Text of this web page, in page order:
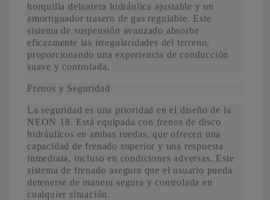
horquilla delantera hidráulica ajustable y un
amortiguador trasero de gas regulable. Este
sistema de suspensión avanzado absorbe
eficazmente las irregularidades del terreno,
proporcionando una experiencia de conducción
suave y controlada.
Frenos y Seguridad
La seguridad es una prioridad en el diseño de la
NEON 18. Está equipada con frenos de disco
hidráulicos en ambas ruedas, que ofrecen una
capacidad de frenado superior y una respuesta
inmediata, incluso en condiciones adversas. Este
sistema de frenado asegura que el usuario pueda
detenerse de manera segura y controlada en
cualquier situación.